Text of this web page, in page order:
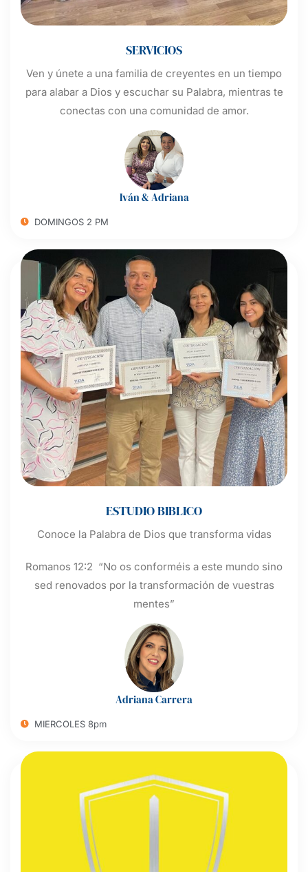
SERVICIOS
Ven y únete a una familia de creyentes en un tiempo
para alabar a Dios y escuchar su Palabra, mientras te
conectas con una comunidad de amor.
Iván & Adriana
DOMINGOS 2 PM
ESTUDIO BIBLICO
Conoce la Palabra de Dios que transforma vidas
Romanos 12:2 “No os conforméis a este mundo sino
sed renovados por la transformación de vuestras
mentes”
Adriana Carrera
MIERCOLES 8pm